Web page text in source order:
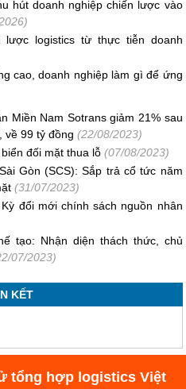
hút doanh nghiệp chiến lược vào
lược logistics từ thực tiễn doanh
cao, doanh nghiệp làm gì để ứng
Miền Nam Sotrans giảm 21% sau
về 99 tỷ đồng (22/08/2023)
đối mặt thua lỗ (07/08/2023)
Gòn (SCS): Sắp trả cổ tức năm
(31/07/2023)
đổi mới chính sách nguồn nhân
tạo: Nhận diện thách thức, chủ
07/2023)
KẾT
tổng hợp logistics Việt